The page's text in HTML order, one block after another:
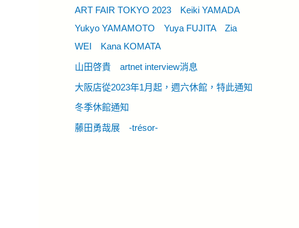
ART FAIR TOKYO 2023 Keiki YAMADA
Yukyo YAMAMOTO Yuya FUJITA Zia
WEI Kana KOMATA
山田啓貴 artnet interview消息
大阪店從2023年1月起，週六休館，特此通知
冬季休館通知
藤田勇哉展 -trésor-